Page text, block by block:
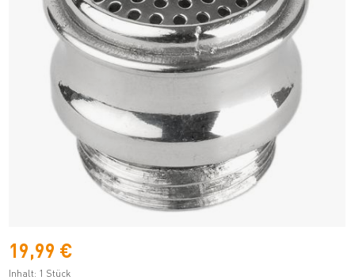
19,99 €
Inhalt: 1 Stück